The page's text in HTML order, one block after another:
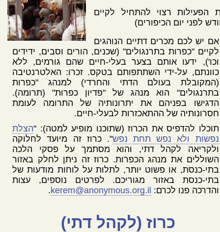
הפעילות רצוי להתחיל לקיים
לפני יום הכיפורים)
אם יש לכם מכרים דתיים הנוהגים
לקיים "כפרות בתרנגולים" (שכנים, הורים וסבים, ידידים
וכו'), ידעו אותם בצער בעלי-חיים שהם גורמים, ללא
כוונתם, על-ידי השתתפותם בטקס. זכרו: האלטרנטיבה
(המקובלת בעולם הדתי והחרדי) למנהג "כפרות
בתרנגולים" הוא מנהג של "פדיון כפרות" (תרומה).
הדגישו בפניהם את יתרונותיה של התרומה לעומת
חסרונותיה של ההתאכזרות לבעלי-חיים.
תוכלו להדפיס את הכרוז (שתוכנו מופיע למטה): "הצלת
נפשות ולא נפש תחת נפש". כרוז זה מיועד לחלוקה
ולקריאה לקהל דתי, והוא מסתמך על פסקי הלכה
השוללים את מנהג הכפרות. כרוז זה ניתן לחלק באזור
בתי-כנסת, או פשוט יותר, לתלות על לוחות מודעות של
בתי-כנסת באזור מגוריכם. לפרטים נוספים, עצות
והדרכה פנו לכרם: kerem@anonymous.org.il
.
כרוז (לקהל דתי)